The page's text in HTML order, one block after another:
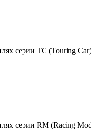
серии TC (Touring
серии RM (Racing